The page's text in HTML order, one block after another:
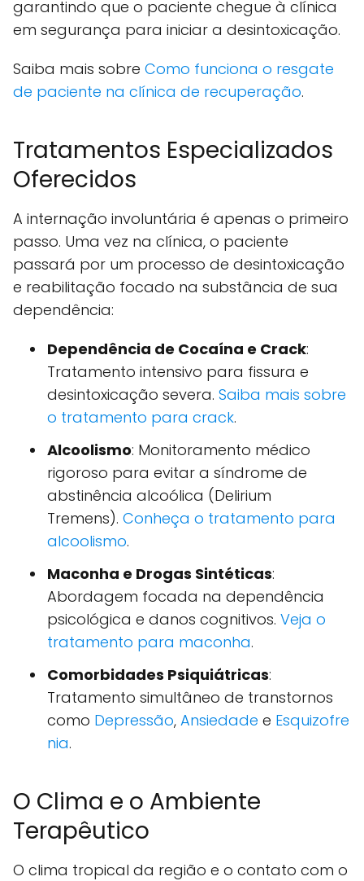
garantindo que o paciente chegue à clínica
em segurança para iniciar a desintoxicação.
Saiba mais sobre Como funciona o resgate
de paciente na clínica de recuperação.
Tratamentos Especializados
Oferecidos
A internação involuntária é apenas o primeiro
passo. Uma vez na clínica, o paciente
passará por um processo de desintoxicação
e reabilitação focado na substância de sua
dependência:
Dependência de Cocaína e Crack:
Tratamento intensivo para fissura e
desintoxicação severa. Saiba mais sobre
o tratamento para crack.
Alcoolismo: Monitoramento médico
rigoroso para evitar a síndrome de
abstinência alcoólica (Delirium
Tremens). Conheça o tratamento para
alcoolismo.
Maconha e Drogas Sintéticas:
Abordagem focada na dependência
psicológica e danos cognitivos. Veja o
tratamento para maconha.
Comorbidades Psiquiátricas:
Tratamento simultâneo de transtornos
como Depressão, Ansiedade e Esquizofre
nia.
O Clima e o Ambiente
Terapêutico
O clima tropical da região e o contato com o